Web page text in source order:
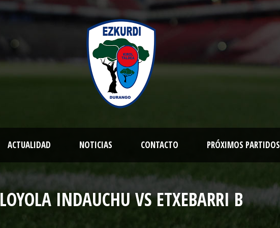
ACTUALIDAD NOTICIAS CONTACTO PRÓXIMOS PARTIDOS
LOYOLA INDAUCHU VS ETXEBARRI B